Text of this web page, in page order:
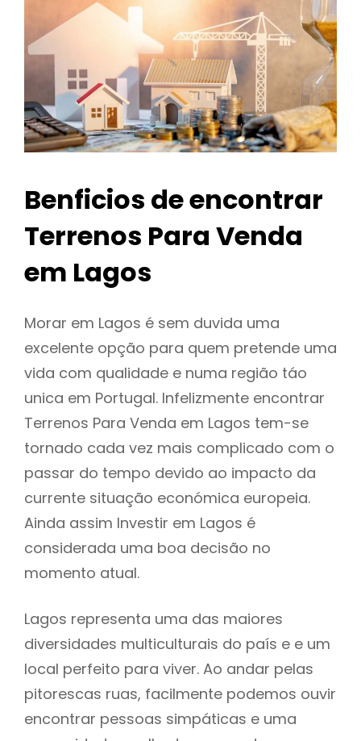
Benficios de encontrar
Terrenos Para Venda
em Lagos
Morar em Lagos é sem duvida uma
excelente opção para quem pretende uma
vida com qualidade e numa região táo
unica em Portugal. Infelizmente encontrar
Terrenos Para Venda em Lagos tem-se
tornado cada vez mais complicado com o
passar do tempo devido ao impacto da
currente situação económica europeia.
Ainda assim Investir em Lagos é
considerada uma boa decisão no
momento atual.
Lagos representa uma das maiores
diversidades multiculturais do país e e um
local perfeito para viver. Ao andar pelas
pitorescas ruas, facilmente podemos ouvir
encontrar pessoas simpáticas e uma